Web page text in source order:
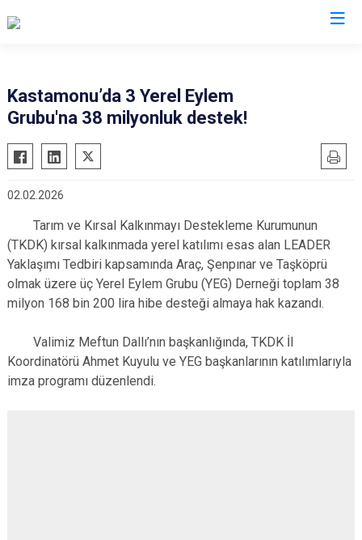
Kastamonu’da 3 Yerel Eylem
Grubu'na 38 milyonluk destek!
02.02.2026
Tarım ve Kırsal Kalkınmayı Destekleme Kurumunun
(TKDK) kırsal kalkınmada yerel katılımı esas alan LEADER
Yaklaşımı Tedbiri kapsamında Araç, Şenpınar ve Taşköprü
olmak üzere üç Yerel Eylem Grubu (YEG) Derneği toplam 38
milyon 168 bin 200 lira hibe desteği almaya hak kazandı.
Valimiz Meftun Dallı’nın başkanlığında, TKDK İl
Koordinatörü Ahmet Kuyulu ve YEG başkanlarının katılımlarıyla
imza programı düzenlendi.